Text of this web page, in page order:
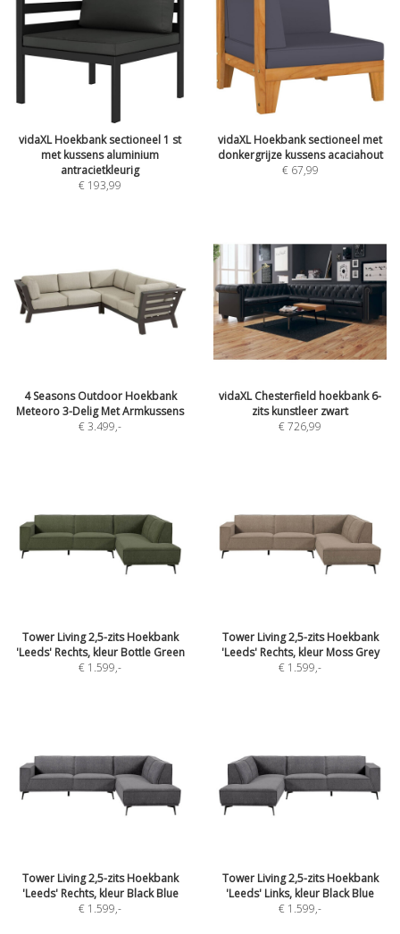
vidaXL Hoekbank sectioneel 1 st
met kussens aluminium
antracietkleurig
€ 193,99
vidaXL Hoekbank sectioneel met
donkergrijze kussens acaciahout
€ 67,99
4 Seasons Outdoor Hoekbank
Meteoro 3-Delig Met Armkussens
€ 3.499,-
vidaXL Chesterfield hoekbank 6-
zits kunstleer zwart
€ 726,99
Tower Living 2,5-zits Hoekbank
'Leeds' Rechts, kleur Bottle Green
€ 1.599,-
Tower Living 2,5-zits Hoekbank
'Leeds' Rechts, kleur Moss Grey
€ 1.599,-
Tower Living 2,5-zits Hoekbank
'Leeds' Rechts, kleur Black Blue
€ 1.599,-
Tower Living 2,5-zits Hoekbank
'Leeds' Links, kleur Black Blue
€ 1.599,-